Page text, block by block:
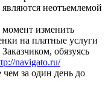
неотъемлемой
изменить
на платные услуги
обязуясь
navigato.ru/
за один день до